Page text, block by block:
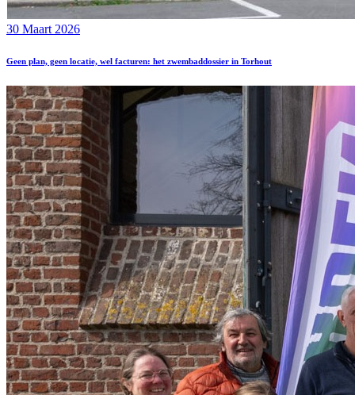
30 Maart 2026
Geen plan, geen locatie, wel facturen: het zwembaddossier in Torhout